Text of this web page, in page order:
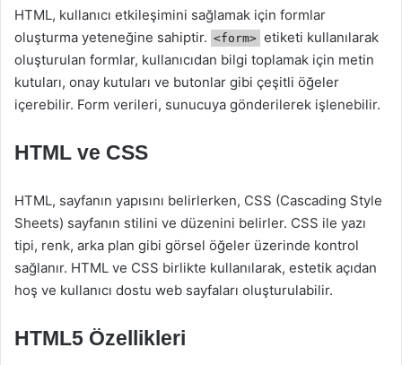
HTML, kullanıcı etkileşimini sağlamak için formlar
oluşturma yeteneğine sahiptir. <form> etiketi kullanılarak
oluşturulan formlar, kullanıcıdan bilgi toplamak için metin
kutuları, onay kutuları ve butonlar gibi çeşitli öğeler
içerebilir. Form verileri, sunucuya gönderilerek işlenebilir.
HTML ve CSS
HTML, sayfanın yapısını belirlerken, CSS (Cascading Style
Sheets) sayfanın stilini ve düzenini belirler. CSS ile yazı
tipi, renk, arka plan gibi görsel öğeler üzerinde kontrol
sağlanır. HTML ve CSS birlikte kullanılarak, estetik açıdan
hoş ve kullanıcı dostu web sayfaları oluşturulabilir.
HTML5 Özellikleri